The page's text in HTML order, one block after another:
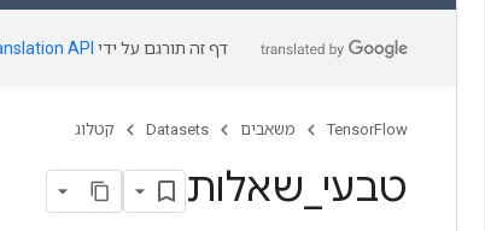
דף זה תורגם על ידי API
TensorFlow משאבים Datasets קטלוג
טבעי שאלות